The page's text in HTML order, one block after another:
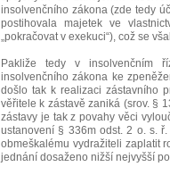
insolvenčního zákona (zde tedy
postihovala majetek ve
„pokračovat v exekuci“), což se
Pakliže tedy v insolvenčním
insolvenčního zákona ke
došlo tak k realizaci zástavního
věřitele k zástavě zaniká (srov. §
zástavy je tak z povahy věci
ustanovení § 336m odst. 2 o. s.
obmeškalému vydražiteli zaplatit
jednání dosaženo nižší nejvyšší